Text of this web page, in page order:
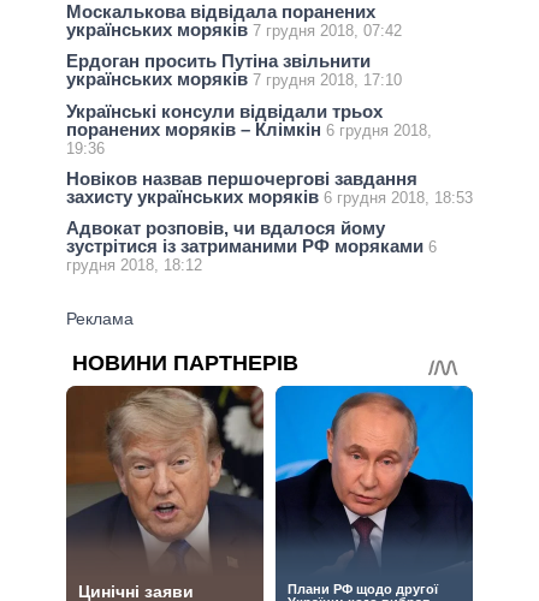
Москалькова відвідала поранених
українських моряків 7 грудня 2018, 07:42
Ердоган просить Путіна звільнити
українських моряків 7 грудня 2018, 17:10
Українські консули відвідали трьох
поранених моряків – Клімкін 6 грудня 2018,
19:36
Новіков назвав першочергові завдання
захисту українських моряків 6 грудня 2018, 18:53
Адвокат розповів, чи вдалося йому
зустрітися із затриманими РФ моряками 6
грудня 2018, 18:12